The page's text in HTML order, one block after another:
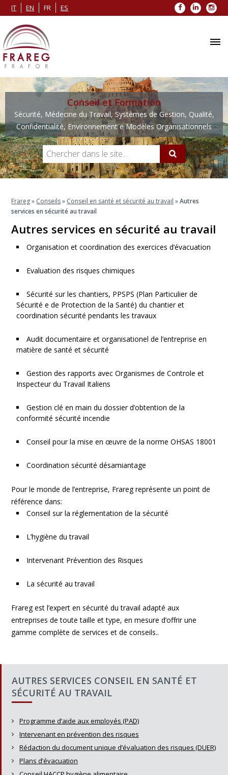
IT EN FR ES Facebook
LinkedIn
Conseil et Formation
Sécurité, Médecine du Travail, Systèmes de Gestion, Qualité,
Confidentialité, Environnement e Modèles Organisationnels
Frareg» Conseils» Conseil en santé et sécurité au travail »Autres
services en sécurité au travail
Autres services en sécurité au travail
Organisation et coordination des exercices d’évacuation
Evaluation des risques chimiques
Sécurité sur les chantiers, PPSPS (Plan Particulier de
Sécurité e de Protection de la Santé) du chantier et
coordination sécurité pendants les travaux
Audit documentaire et organisationel de l’entreprise en
matière de santé et sécurité
Gestion des rapports avec Organismes de Controle et
Inspecteur du Travail Italiens
Gestion clé en main du dossier d’obtention de la
conformité sécurité incendie
Conseil pour la mise en œuvre de la norme OHSAS 18001
Coordination sécurité désamiantage
Pour le monde de l’entreprise, Frareg représente un point de
référence dans:
Conseil sur la réglementation de la sécurité
L’hygiène du travail
Intervenant Prévention des Risques
La sécurité au travail
Frareg est l’expert en sécurité du travail adapté aux
entreprises de toute taille et type, en mesure d’offrir une
gamme complète de services et de conseils..
AUTRES SERVICES CONSEIL EN SANTÉ ET
SÉCURITÉ AU TRAVAIL
Programme d’aide aux employés (PAD)
Intervenant en prévention des risques
Rédaction du document unique d’évaluation des risques (DUER)
Plans d’évacuation